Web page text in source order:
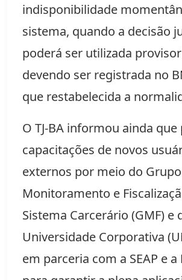
indisponibilidade
sistema, quando a decisão
poderá ser utilizada
devendo ser registrada no
que restabelecida a
O TJ-BA informou ainda
capacitações de novos
externos por meio do
Monitoramento e
Sistema Carcerário (GMF) e
Universidade Corporativa
em parceria com a SEAP e a